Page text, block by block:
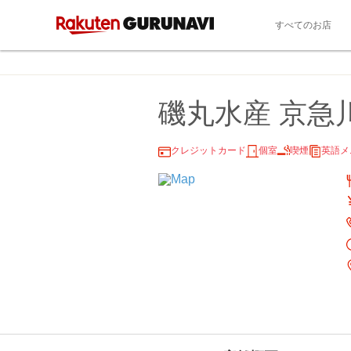
すべてのお店
磯丸水産 京急
クレジットカード 個室 喫煙 英語